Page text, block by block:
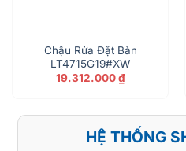
Chậu Rửa Đặt Bàn
LT4715G19#XW
19.312.000₫
HỆ THỐNG